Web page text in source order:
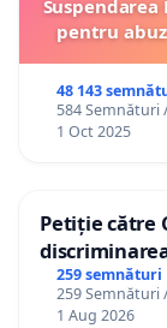
pentru
48 143
584 Semnături
1 Oct 2025
Petiție către
către
259 semnături
259 Semnături
1 Aug 2026